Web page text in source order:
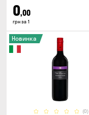
0,00
грн за 1
(0)
Новинка